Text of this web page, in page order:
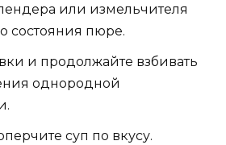
или измельчителя
состояния пюре.
и продолжайте взбивать
однородной
суп по вкусу.